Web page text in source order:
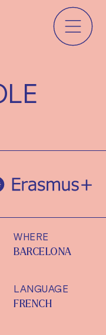
WHERE
BARCELONA
LANGUAGE
FRENCH